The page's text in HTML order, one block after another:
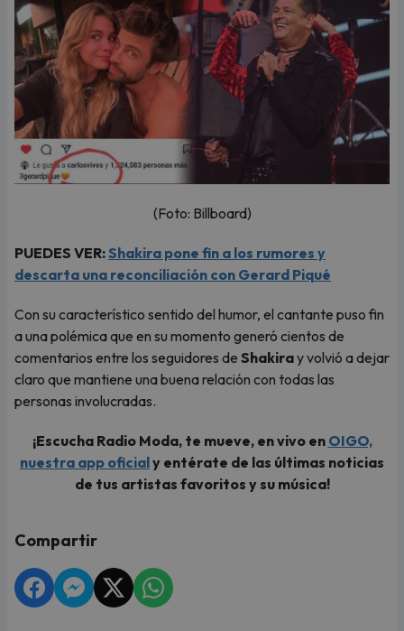
(Foto: Billboard)
PUEDES VER:Shakira pone fin a los rumores y
descarta una reconciliación con Gerard Piqué
Con su característico sentido del humor, el cantante puso fin
a una polémica que en su momento generó cientos de
comentarios entre los seguidores de Shakiray volvió a dejar
claro que mantiene una buena relación con todas las
personas involucradas.
¡Escucha Radio Moda, te mueve, en vivo en OIGO,
nuestra app oficialy entérate de las últimas noticias
de tus artistas favoritos y su música!
Compartir